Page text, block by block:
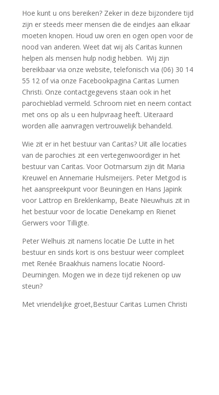
Hoe kunt u ons bereiken? Zeker in deze bijzondere tijd
zijn er steeds meer mensen die de eindjes aan elkaar
moeten knopen. Houd uw oren en ogen open voor de
nood van anderen. Weet dat wij als Caritas kunnen
helpen als mensen hulp nodig hebben. Wij zijn
bereikbaar via onze website, telefonisch via (06) 30 14
55 12 of via onze Facebookpagina Caritas Lumen
Christi. Onze contactgegevens staan ook in het
parochieblad vermeld. Schroom niet en neem contact
met ons op als u een hulpvraag heeft. Uiteraard
worden alle aanvragen vertrouwelijk behandeld.
Wie zit er in het bestuur van Caritas? Uit alle locaties
van de parochies zit een vertegenwoordiger in het
bestuur van Caritas. Voor Ootmarsum zijn dit Maria
Kreuwel en Annemarie Hulsmeijers. Peter Metgod is
het aanspreekpunt voor Beuningen en Hans Japink
voor Lattrop en Breklenkamp, Beate Nieuwhuis zit in
het bestuur voor de locatie Denekamp en Rienet
Gerwers voor Tilligte.
Peter Welhuis zit namens locatie De Lutte in het
bestuur en sinds kort is ons bestuur weer compleet
met Renée Braakhuis namens locatie Noord-
Deurningen. Mogen we in deze tijd rekenen op uw
steun?
Met vriendelijke groet,Bestuur Caritas Lumen Christi